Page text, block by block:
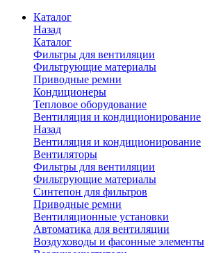
Каталог
Назад
Каталог
Фильтры для вентиляции
Фильтрующие материалы
Приводные ремни
Кондиционеры
Тепловое оборудование
Вентиляция и кондиционирование
Назад
Вентиляция и кондиционирование
Вентиляторы
Фильтры для вентиляции
Фильтрующие материалы
Синтепон для фильтров
Приводные ремни
Вентиляционные установки
Автоматика для вентиляции
Воздуховоды и фасонные элементы